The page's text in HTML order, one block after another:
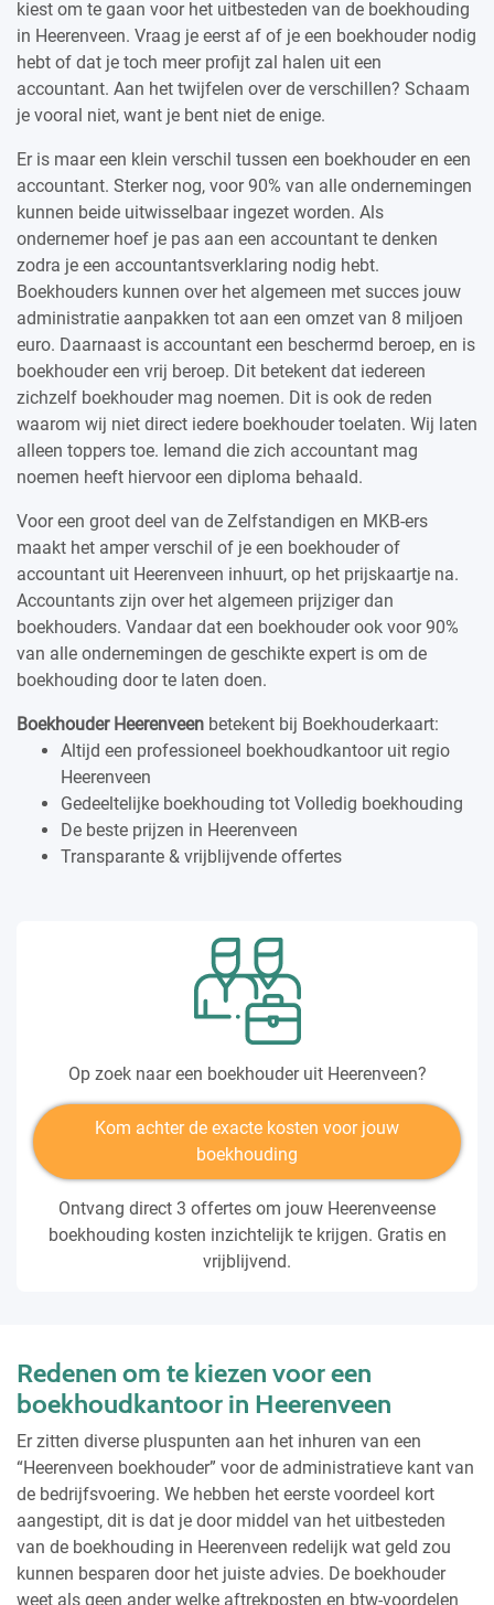
kiest om te gaan voor het uitbesteden van de boekhouding
in Heerenveen. Vraag je eerst af of je een boekhouder nodig
hebt of dat je toch meer profijt zal halen uit een
accountant. Aan het twijfelen over de verschillen? Schaam
je vooral niet, want je bent niet de enige.
Er is maar een klein verschil tussen een boekhouder en een
accountant. Sterker nog, voor 90% van alle ondernemingen
kunnen beide uitwisselbaar ingezet worden. Als
ondernemer hoef je pas aan een accountant te denken
zodra je een accountantsverklaring nodig hebt.
Boekhouders kunnen over het algemeen met succes jouw
administratie aanpakken tot aan een omzet van 8 miljoen
euro. Daarnaast is accountant een beschermd beroep, en is
boekhouder een vrij beroep. Dit betekent dat iedereen
zichzelf boekhouder mag noemen. Dit is ook de reden
waarom wij niet direct iedere boekhouder toelaten. Wij laten
alleen toppers toe. Iemand die zich accountant mag
noemen heeft hiervoor een diploma behaald.
Voor een groot deel van de Zelfstandigen en MKB-ers
maakt het amper verschil of je een boekhouder of
accountant uit Heerenveen inhuurt, op het prijskaartje na.
Accountants zijn over het algemeen prijziger dan
boekhouders. Vandaar dat een boekhouder ook voor 90%
van alle ondernemingen de geschikte expert is om de
boekhouding door te laten doen.
Boekhouder Heerenveen betekent bij Boekhouderkaart:
Altijd een professioneel boekhoudkantoor uit regio
Heerenveen
Gedeeltelijke boekhouding tot Volledig boekhouding
De beste prijzen in Heerenveen
Transparante & vrijblijvende offertes
Op zoek naar een boekhouder uit Heerenveen?
Kom achter de exacte kosten voor jouw
boekhouding
Ontvang direct 3 offertes om jouw Heerenveense
boekhouding kosten inzichtelijk te krijgen. Gratis en
vrijblijvend.
Redenen om te kiezen voor een
boekhoudkantoor in Heerenveen
Er zitten diverse pluspunten aan het inhuren van een
“Heerenveen boekhouder” voor de administratieve kant van
de bedrijfsvoering. We hebben het eerste voordeel kort
aangestipt, dit is dat je door middel van het uitbesteden
van de boekhouding in Heerenveen redelijk wat geld zou
kunnen besparen door het juiste advies. De boekhouder
weet als geen ander welke aftrekposten en btw-voordelen